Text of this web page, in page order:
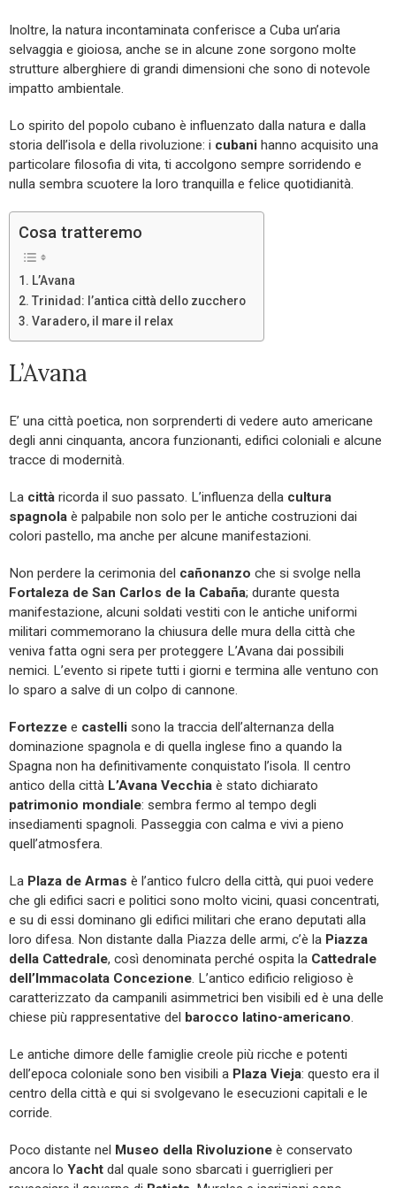
Inoltre, la natura incontaminata conferisce a Cuba un’aria
selvaggia e gioiosa, anche se in alcune zone sorgono molte
strutture alberghiere di grandi dimensioni che sono di notevole
impatto ambientale.
Lo spirito del popolo cubano è influenzato dalla natura e dalla
storia dell’isola e della rivoluzione: i cubani hanno acquisito una
particolare filosofia di vita, ti accolgono sempre sorridendo e
nulla sembra scuotere la loro tranquilla e felice quotidianità.
Cosa tratteremo
L’Avana
Trinidad: l’antica città dello zucchero
Varadero, il mare il relax
L’Avana
E’ una città poetica, non sorprenderti di vedere auto americane
degli anni cinquanta, ancora funzionanti, edifici coloniali e alcune
tracce di modernità.
La città ricorda il suo passato. L’influenza della cultura
spagnola è palpabile non solo per le antiche costruzioni dai
colori pastello, ma anche per alcune manifestazioni.
Non perdere la cerimonia del cañonanzo che si svolge nella
Fortaleza de San Carlos de la Cabaña; durante questa
manifestazione, alcuni soldati vestiti con le antiche uniformi
militari commemorano la chiusura delle mura della città che
veniva fatta ogni sera per proteggere L’Avana dai possibili
nemici. L’evento si ripete tutti i giorni e termina alle ventuno con
lo sparo a salve di un colpo di cannone.
Fortezze e castelli sono la traccia dell’alternanza della
dominazione spagnola e di quella inglese fino a quando la
Spagna non ha definitivamente conquistato l’isola. Il centro
antico della città L’Avana Vecchia è stato dichiarato
patrimonio mondiale: sembra fermo al tempo degli
insediamenti spagnoli. Passeggia con calma e vivi a pieno
quell’atmosfera.
La Plaza de Armas è l’antico fulcro della città, qui puoi vedere
che gli edifici sacri e politici sono molto vicini, quasi concentrati,
e su di essi dominano gli edifici militari che erano deputati alla
loro difesa. Non distante dalla Piazza delle armi, c’è la Piazza
della Cattedrale, così denominata perché ospita la Cattedrale
dell’Immacolata Concezione. L’antico edificio religioso è
caratterizzato da campanili asimmetrici ben visibili ed è una delle
chiese più rappresentative del
barocco latino-americano.
Le antiche dimore delle famiglie creole più ricche e potenti
dell’epoca coloniale sono ben visibili a Plaza Vieja: questo era il
centro della città e qui si svolgevano le esecuzioni capitali e le
corride.
Poco distante nel Museo della Rivoluzione è conservato
ancora lo Yacht dal quale sono sbarcati i guerriglieri per